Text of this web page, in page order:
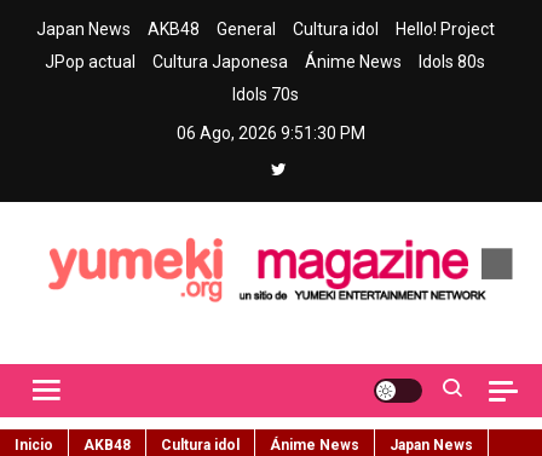
Japan News AKB48 General Cultura idol
Hello! Project
JPop actual
Cultura Japonesa Ánime News
Idols 80s
Idols 70s
06 Ago, 2026 9:51:31 PM
Inicio AKB48 Cultura idol Ánime News
Japan News